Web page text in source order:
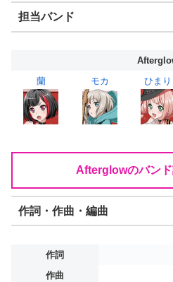
担当バンド
蘭
モカ ひまり
Afterglowのバン
作詞・作曲・編曲
作詞
作曲